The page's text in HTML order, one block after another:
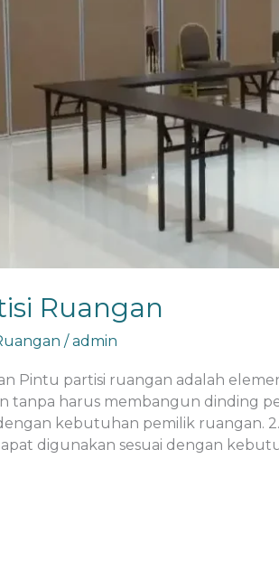
Ruangan
/admin
Pintu partisi ruangan adalah
tanpa harus membangun dinding
kebutuhan pemilik ruangan.
digunakan sesuai dengan